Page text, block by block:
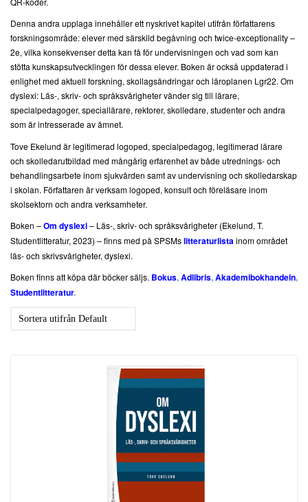
Denna andra upplaga innehåller ett nyskrivet kapitel utifrån författarens
forskningsområde: elever med särskild begåvning och twice-exceptionality –
2e, vilka konsekvenser detta kan få för undervisningen och vad som kan
stötta kunskapsutvecklingen för dessa elever. Boken är också uppdaterad i
enlighet med aktuell forskning, skollagsändringar och läroplanen Lgr22. Om
dyslexi: Läs-, skriv- och språksvårigheter vänder sig till lärare,
specialpedagoger, speciallärare, rektorer, skolledare, studenter och andra
som är intresserade av ämnet.
Tove Ekelund är legitimerad logoped, specialpedagog, legitimerad lärare
och skolledarutbildad med mångårig erfarenhet av både utrednings- och
behandlingsarbete inom sjukvården samt av undervisning och skolledarskap
i skolan. Författaren är verksam logoped, konsult och föreläsare inom
skolsektorn och andra verksamheter.
Boken –Om dyslexi– Läs-, skriv- och språksvårigheter (Ekelund, T.
Studentlitteratur, 2023) – finns med på SPSMslitteraturlistainom området
läs- och skrivsvårigheter, dyslexi.
Boken finns att köpa där böcker säljs. Bokus,Adlibris,Akademibokhandeln,
Studentlitteratur.
Sortera utifrån Default